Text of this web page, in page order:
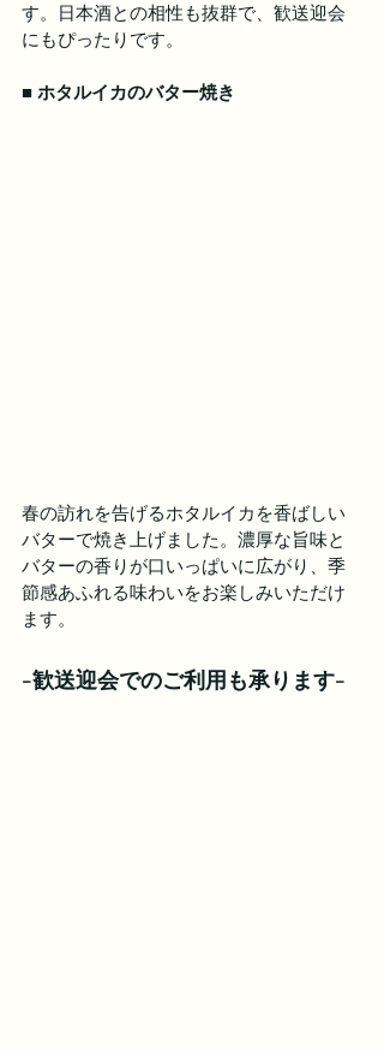
す。日本酒との相性も抜群で、歓送迎会
にもぴったりです。
■ ホタルイカのバター焼き
春の訪れを告げるホタルイカを香ばしい
バターで焼き上げました。濃厚な旨味と
バターの香りが口いっぱいに広がり、季
節感あふれる味わいをお楽しみいただけ
ます。
-歓送迎会でのご利用も承ります-